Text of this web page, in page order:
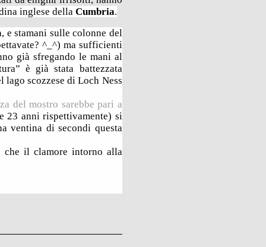
inglese dellaCumbria.
stamani sulle colonne del
^_^) ma sufficienti
già sfregando le mani al
è già stata battezzata
lagoscozzese di Loch Ness
del mostro sarebbe pari a
23 anni rispettivamente) si
ventina di secondi questa
che il clamore intorno alla